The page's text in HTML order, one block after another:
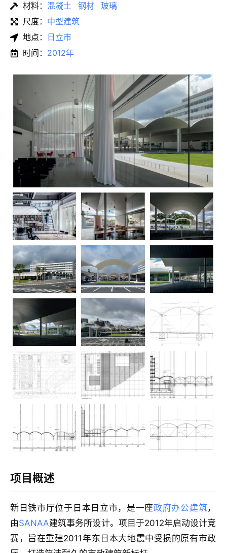
建
筑
设
计
材料： 混凝土 钢材
玻璃
尺度： 中型建筑
地点：
日立市
时间： 2012年
项目概述
新日铁市厅位于日本日立市，是一座政府办公建筑，
由SANAA建筑事务所设计。项目于2012年启动设计竞
赛，旨在重建2011年东日本大地震中受损的原有市政